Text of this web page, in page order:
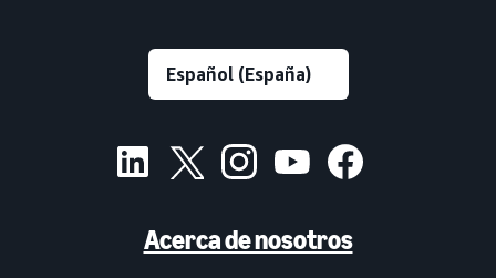
Acerca de nosotros